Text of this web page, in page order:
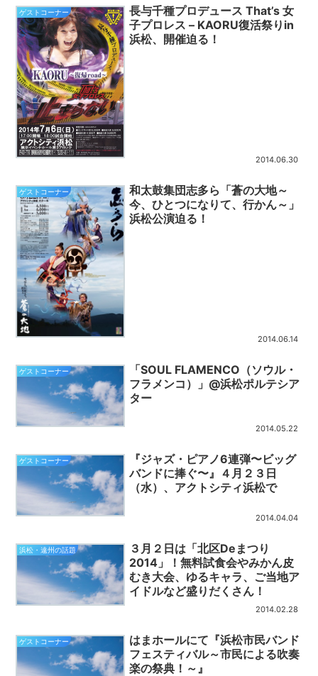
ゲストコーナー
長与千種プロデュース That’s 女
子プロレス – KAORU復活祭りin
浜松、開催迫る！
2014.06.30
ゲストコーナー
和太鼓集団志多ら「蒼の大地～
今、ひとつになりて、行かん～」
浜松公演迫る！
2014.06.14
ゲストコーナー
「SOUL FLAMENCO（ソウル・
フラメンコ）」@浜松ポルテシア
ター
2014.05.22
ゲストコーナー
『ジャズ・ピアノ6連弾〜ビッグ
バンドに捧ぐ〜』４月２３日
（水）、アクトシティ浜松で
2014.04.04
浜松・遠州の話題
３月２日は「北区Deまつり
2014」！無料試食会やみかん皮
むき大会、ゆるキャラ、ご当地ア
イドルなど盛りだくさん！
2014.02.28
ゲストコーナー
はまホールにて『浜松市民バンド
フェスティバル～市民による吹奏
楽の祭典！～』